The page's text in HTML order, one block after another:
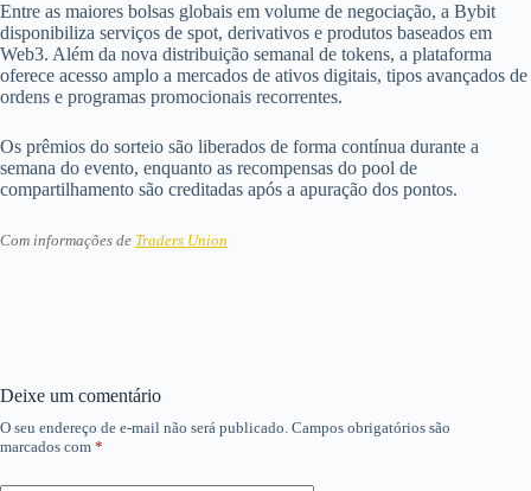
Entre as maiores bolsas globais em volume de negociação, a Bybit
disponibiliza serviços de spot, derivativos e produtos baseados em
Web3. Além da nova distribuição semanal de tokens, a plataforma
oferece acesso amplo a mercados de ativos digitais, tipos avançados de
ordens e programas promocionais recorrentes.
Os prêmios do sorteio são liberados de forma contínua durante a
semana do evento, enquanto as recompensas do pool de
compartilhamento são creditadas após a apuração dos pontos.
Com informações de Traders Union
Deixe um comentário
O seu endereço de e-mail não será publicado. Campos obrigatórios são
marcados com *